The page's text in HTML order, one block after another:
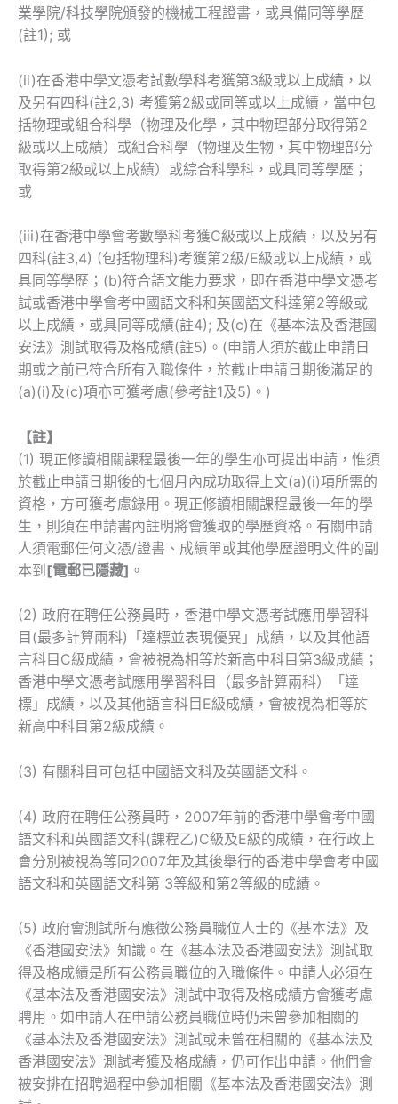
業學院/科技學院頒發的機械工程證書，或具備同等學歷
(註1); 或
(ii)在香港中學文憑考試數學科考獲第3級或以上成績，以
及另有四科(註2,3) 考獲第2級或同等或以上成績，當中包
括物理或組合科學（物理及化學，其中物理部分取得第2
級或以上成績）或組合科學（物理及生物，其中物理部分
取得第2級或以上成績）或綜合科學科，或具同等學歷；
或
(iii)在香港中學會考數學科考獲C級或以上成績，以及另有
四科(註3,4) (包括物理科)考獲第2級/E級或以上成績，或
具同等學歷；(b)符合語文能力要求，即在香港中學文憑考
試或香港中學會考中國語文科和英國語文科達第2等級或
以上成績，或具同等成績(註4); 及(c)在《基本法及香港國
安法》測試取得及格成績(註5)。(申請人須於截止申請日
期或之前已符合所有入職條件，於截止申請日期後滿足的
(a)(i)及(c)項亦可獲考慮(參考註1及5)。)
【註】
(1) 現正修讀相關課程最後一年的學生亦可提出申請，惟須
於截止申請日期後的七個月內成功取得上文(a)(i)項所需的
資格，方可獲考慮錄用。現正修讀相關課程最後一年的學
生，則須在申請書內註明將會獲取的學歷資格。有關申請
人須電郵任何文憑/證書、成績單或其他學歷證明文件的副
本到[電郵已隱藏] 。
(2) 政府在聘任公務員時，香港中學文憑考試應用學習科
目(最多計算兩科)「達標並表現優異」成績，以及其他語
言科目C級成績，會被視為相等於新高中科目第3級成績；
香港中學文憑考試應用學習科目（最多計算兩科）「達
標」成績，以及其他語言科目E級成績，會被視為相等於
新高中科目第2級成績。
(3) 有關科目可包括中國語文科及英國語文科。
(4) 政府在聘任公務員時，2007年前的香港中學會考中國
語文科和英國語文科(課程乙)C級及E級的成績，在行政上
會分別被視為等同2007年及其後舉行的香港中學會考中國
語文科和英國語文科第 3等級和第2等級的成績。
(5) 政府會測試所有應徵公務員職位人士的《基本法》及
《香港國安法》知識。在《基本法及香港國安法》測試取
得及格成績是所有公務員職位的入職條件。申請人必須在
《基本法及香港國安法》測試中取得及格成績方會獲考慮
聘用。如申請人在申請公務員職位時仍未曾參加相關的
《基本法及香港國安法》測試或未曾在相關的《基本法及
香港國安法》測試考獲及格成績，仍可作出申請。他們會
被安排在招聘過程中參加相關《基本法及香港國安法》測